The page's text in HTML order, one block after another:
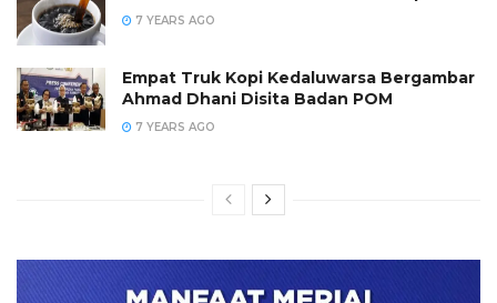
7 YEARS AGO
Empat Truk Kopi Kedaluwarsa Bergambar
Ahmad Dhani Disita Badan POM
7 YEARS AGO